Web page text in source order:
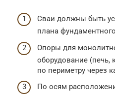
Сваи должны быть
плана
Опоры для
оборудование (печь,
по периметру через
По осям